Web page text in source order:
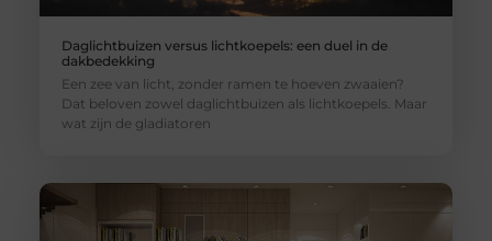
Daglichtbuizen versus lichtkoepels: een duel in de
dakbedekking
Een zee van licht, zonder ramen te hoeven zwaaien?
Dat beloven zowel daglichtbuizen als lichtkoepels. Maar
wat zijn de gladiatoren